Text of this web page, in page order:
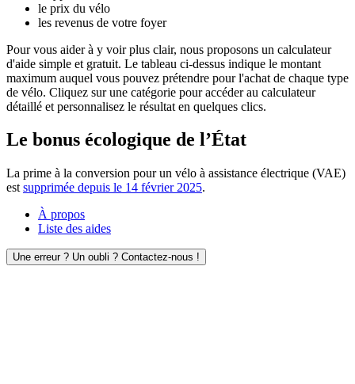
le prix du vélo
les revenus de votre foyer
Pour vous aider à y voir plus clair, nous proposons un calculateur
d'aide simple et gratuit. Le tableau ci-dessus indique le montant
maximum auquel vous pouvez prétendre pour l'achat de chaque type
de vélo. Cliquez sur une catégorie pour accéder au calculateur
détaillé et personnalisez le résultat en quelques clics.
Le bonus écologique de l’État
La prime à la conversion pour un vélo à assistance électrique (VAE)
est supprimée depuis le 14 février 2025.
À propos
Liste des aides
Une erreur ? Un oubli ? Contactez-nous !